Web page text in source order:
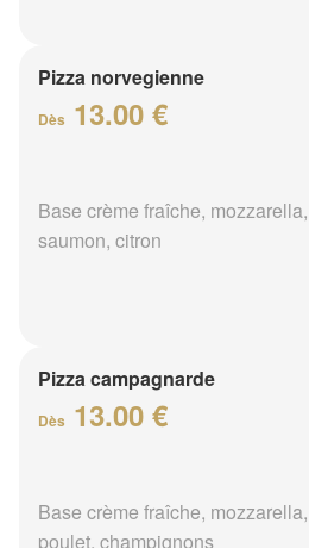
Pizza norvegienne
Dès 13.00 €
Base crème fraîche,
saumon, citron
Pizza campagnarde
Dès 13.00 €
Base crème fraîche,
poulet, champignons